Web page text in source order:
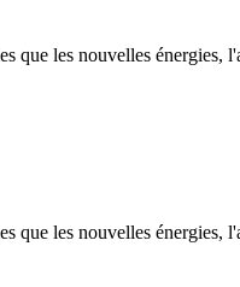
que les nouvelles énergies,
que les nouvelles énergies,